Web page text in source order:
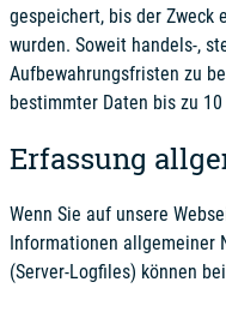
gespeichert, bis der
wurden. Soweit handels-,
Aufbewahrungsfristen zu
bestimmter Daten bis zu
Erfassung
Wenn Sie auf unsere
Informationen allgemeiner
(Server-Logfiles) können